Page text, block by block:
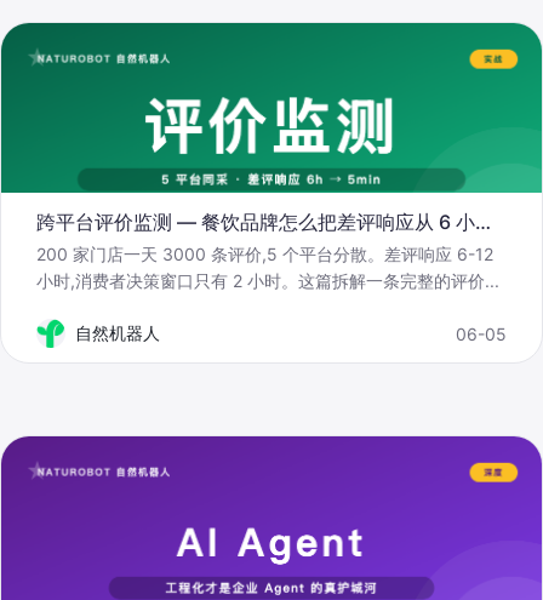
跨平台评价监测 — 餐饮品牌怎么把差评响应从 6 小时压到 5 分钟
200 家门店一天 3000 条评价,5 个平台分散。差评响应 6-12
小时,消费者决策窗口只有 2 小时。这篇拆解一条完整的评价...
自然机器人 06-05